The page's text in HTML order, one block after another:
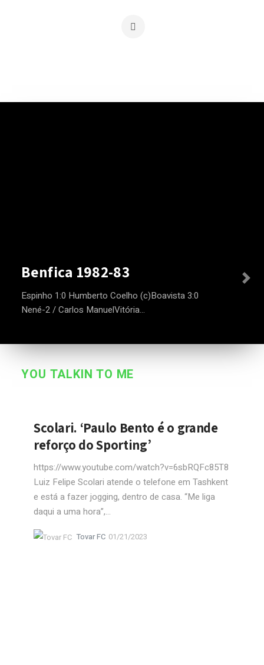
Benfica 1982-83
Espinho 1:0 Humberto Coelho (c)Boavista 3:0
Nené-2 / Carlos ManuelVitória...
YOU TALKIN TO ME
Scolari. ‘Paulo Bento é o grande
reforço do Sporting’
https://www.youtube.com/watch?v=6sbRQFc85T8
Luiz Felipe Scolari atende o telefone em Tashkent
e está a fazer jogging, dentro de casa. “Me liga
daqui a uma hora”,...
Tovar FC 01/21/2023